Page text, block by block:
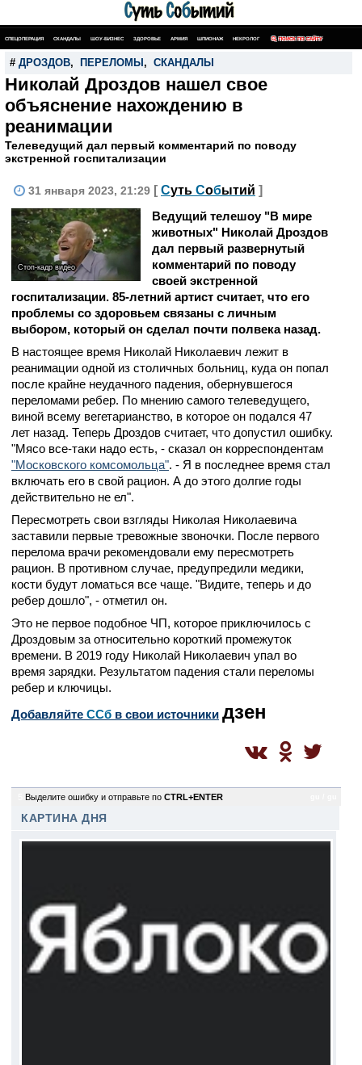
СПЕЦОПЕРАЦИЯ СКАНДАЛЫ ШОУ-БИЗНЕС ЗДОРОВЬЕ АРМИЯ ШПИОНАЖ НЕКРОЛОГ ПОИСК ПО САЙТУ
# ДРОЗДОВ, ПЕРЕЛОМЫ , СКАНДАЛЫ
Николай Дроздов нашел свое
объяснение нахождению в
реанимации
Телеведущий дал первый комментарий по поводу
экстренной госпитализации
31 января 2023, 21:29 [ Суть Событий ]
Стоп-кадр видео
Ведущий телешоу "В мире
животных" Николай Дроздов
дал первый развернутый
комментарий по поводу
своей экстренной
госпитализации. 85-летний артист считает, что его
проблемы со здоровьем связаны с личным
выбором, который он сделал почти полвека назад.
В настоящее время Николай Николаевич лежит в
реанимации одной из столичных больниц, куда он попал
после крайне неудачного падения, обернувшегося
переломами ребер. По мнению самого телеведущего,
виной всему вегетарианство, в которое он подался 47
лет назад. Теперь Дроздов считает, что допустил ошибку.
"Мясо все-таки надо есть, - сказал он корреспондентам
"Московского комсомольца". - Я в последнее время стал
включать его в свой рацион. А до этого долгие годы
действительно не ел".
Пересмотреть свои взгляды Николая Николаевича
заставили первые тревожные звоночки. После первого
перелома врачи рекомендовали ему пересмотреть
рацион. В противном случае, предупредили медики,
кости будут ломаться все чаще. "Видите, теперь и до
ребер дошло", - отметил он.
Это не первое подобное ЧП, которое приключилось с
Дроздовым за относительно короткий промежуток
времени. В 2019 году Николай Николаевич упал во
время зарядки. Результатом падения стали переломы
ребер и ключицы.
Добавляйте CСб в свои источники дзен
Выделите ошибку и отправьте по CTRL+ENTER
КАРТИНА ДНЯ